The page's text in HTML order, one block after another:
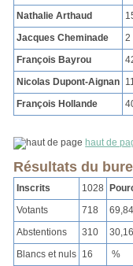
Nathalie Arthaud
Jacques Cheminade
2
François Bayrou
Nicolas Dupont-Aignan
François Hollande
haut de
Résultats du
Inscrits 1028
Votants
718
Abstentions
310
Blancs et nuls 16
%